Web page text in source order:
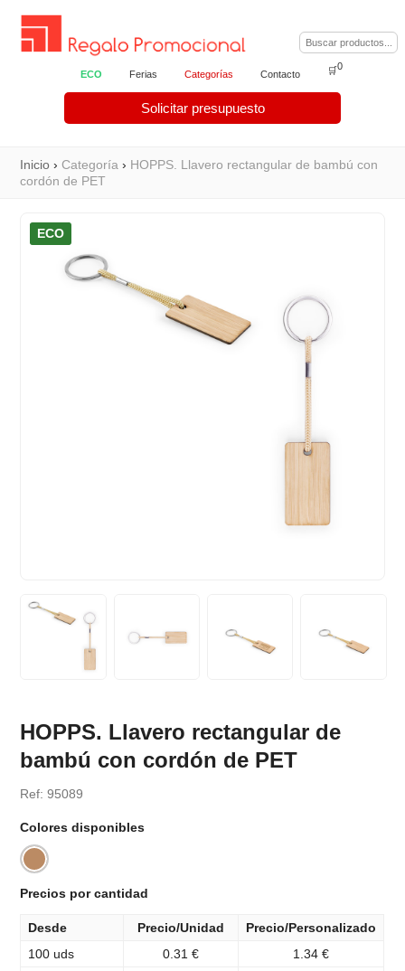
ECO Ferias Categorías Contacto
Solicitar presupuesto
🛒0
Inicio ›Categoría › HOPPS. Llavero rectangular de bambú con
cordón de PET
ECO
HOPPS. Llavero rectangular de
bambú con cordón de PET
Ref: 95089
Colores disponibles
Precios por cantidad
Desde Precio/Unidad
Precio/Personalizado
100 uds
0.31 €
1.34 €